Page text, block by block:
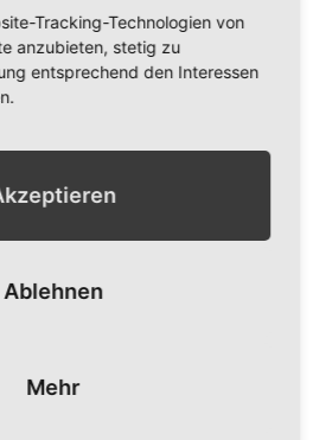
aus Polen zusammen, die als
sind und ihre
ausführen.
des Untergrunds, der
entfernt. Nur so ist eine optimale
Tracking-Technologien von
anzubieten, stetig zu
entsprechend den Interessen
Ablehnen
Mehr